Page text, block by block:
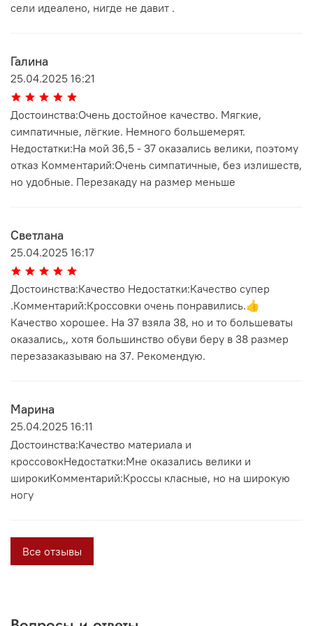
сели идеалено, нигде не давит .
Галина
25.04.2025 16:21
Достоинства:Очень достойное качество. Мягкие,
симпатичные, лёгкие. Немного большемерят.
Недостатки:На мой 36,5 - 37 оказались велики, поэтому
отказ Комментарий:Очень симпатичные, без излишеств,
но удобные. Перезакаду на размер меньше
Светлана
25.04.2025 16:17
Достоинства:Качество Недостатки:Качество супер
.Комментарий:Кроссовки очень понравились.👍
Качество хорошее. На 37 взяла 38, но и то большеваты
оказались,, хотя большинство обуви беру в 38 размер
перезазаказываю на 37. Рекомендую.
Марина
25.04.2025 16:11
Достоинства:Качество материала и
кроссовокНедостатки:Мне оказались велики и
широкиКомментарий:Кроссы класные, но на широкую
ногу
Все отзывы